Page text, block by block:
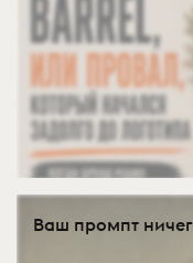
Ваш промпт